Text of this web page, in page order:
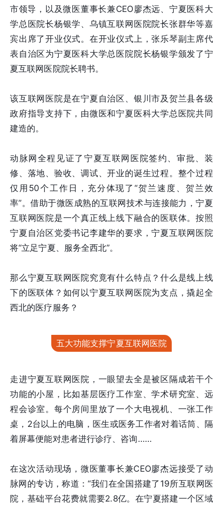
市领导，以及微医董事长兼CEO廖杰远、宁夏医科大
学总医院长杨银学、乌镇互联网医院院长张群华等嘉
宾出席了开业仪式。在开业仪式上，张乐琴副主席代
表自治区为宁夏医科大学总医院院长杨银学颁发了宁
夏互联网医院院长聘书。
该互联网医院是在宁夏自治区、银川市及贺兰县各级
政府指导支持下，由微医和宁夏医科大学总医院共同
建造的。
动脉网全程见证了宁夏互联网医院签约、审批、装
修、落地、验收、调试、开业的诞生过程。整个过程
仅用50个工作日，充分体现了“贺兰速度、贺兰效
率”。借助于微医成熟的互联网技术与连接能力，宁夏
互联网医院是一个真正线上线下融合的医联体。按照
宁夏自治区党委书记李建华的要求，宁夏互联网医院
将“立足宁夏、服务全西北”。
那么宁夏互联网医院究竟有什么特点？什么是线上线
下的医联体？如何以宁夏互联网医院为支点，撬起全
西北的医疗服务？
五大功能支撑宁夏互联网医院
走进宁夏互联网医院，一眼望去全是被区隔成若干个
功能的小屋，比如基层医疗工作室、学术研究室、远
程会诊室。每个房间里放了一个大电视机、一张工作
桌，2台以上的电脑，医生或医务工作者对着话筒、隔
着屏幕便能对患者进行诊疗、咨询……
在这次活动现场，微医董事长兼CEO廖杰远接受了动
脉网的专访，称道：“我们在全国搭建了19所互联网医
院，基础平台花费就需要2.8亿。在宁夏搭建一个区域